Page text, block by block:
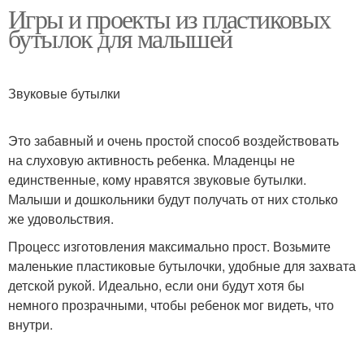
Игры и проекты из пластиковых
бутылок для малышей
Звуковые бутылки
Это забавный и очень простой способ воздействовать
на слуховую активность ребенка. Младенцы не
единственные, кому нравятся звуковые бутылки.
Малыши и дошкольники будут получать от них столько
же удовольствия.
Процесс изготовления максимально прост. Возьмите
маленькие пластиковые бутылочки, удобные для захвата
детской рукой. Идеально, если они будут хотя бы
немного прозрачными, чтобы ребенок мог видеть, что
внутри.